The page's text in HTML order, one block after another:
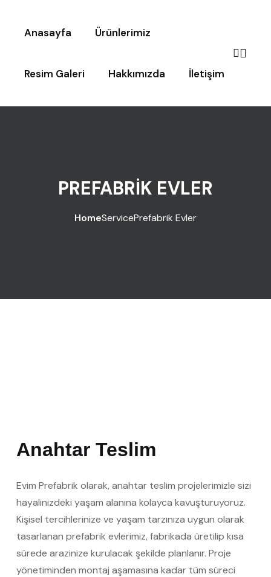
Anasayfa Ürünlerimiz
Resim Galeri Hakkımızda İletişim
PREFABRIK EVLER
HomeServicePrefabrik Evler
Anahtar Teslim
Evim Prefabrik olarak, anahtar teslim projelerimizle sizi
hayalinizdeki yaşam alanına kolayca kavuşturuyoruz.
Kişisel tercihlerinize ve yaşam tarzınıza uygun olarak
tasarlanan prefabrik evlerimiz, fabrikada üretilip kısa
sürede arazinize kurulacak şekilde planlanır. Proje
yönetiminden montaj aşamasına kadar tüm süreci